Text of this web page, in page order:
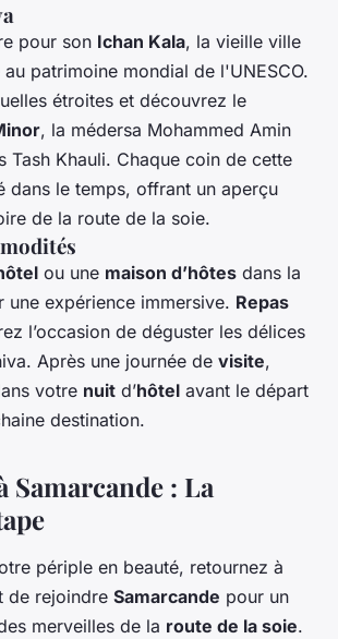
pour son Ichan Kala, la vieille ville
patrimoine mondial de l'UNESCO.
étroites et découvrez le
, la médersa Mohammed Amin
Tash Khauli. Chaque coin de cette
dans le temps, offrant un aperçu
de la route de la soie.
ou une maison d’hôtes dans la
une expérience immersive. Repas
l’occasion de déguster les délices
Après une journée de visite,
votre nuit d’hôtel avant le départ
destination.
Samarcande : La
périple en beauté, retournez à
de rejoindre Samarcande pour un
merveilles de la route de la soie.